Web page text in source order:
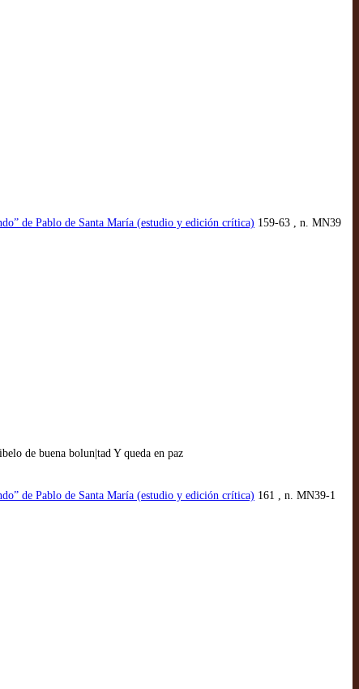
de Pablo de Santa María (estudio y edición crítica) 159-63 , n. MN39
de buena bolun|tad Y queda en paz
de Pablo de Santa María (estudio y edición crítica) 161 , n. MN39-1